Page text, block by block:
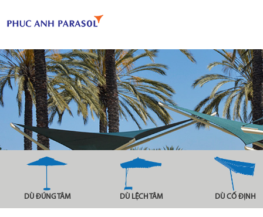
DÙ ĐÚNG TÂM DÙ LỆCH TÂM DÙ CỐ ĐỊNH